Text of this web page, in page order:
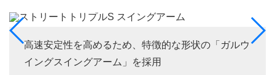
高速安定性を高めるため、特徴的な形状の「ガルウ
イングスイングアーム」を採用